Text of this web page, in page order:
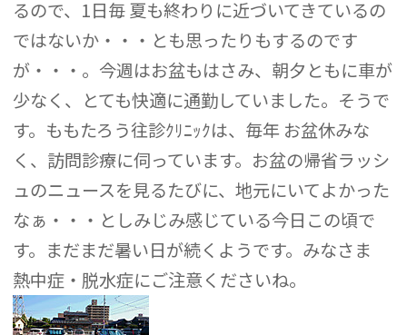
るので、1日毎 夏も終わりに近づいてきているの
ではないか・・・とも思ったりもするのです
が・・・。今週はお盆もはさみ、朝夕ともに車が
少なく、とても快適に通勤していました。そうで
す。ももたろう往診ｸﾘﾆｯｸは、毎年 お盆休みな
く、訪問診療に伺っています。お盆の帰省ラッシ
ュのニュースを見るたびに、地元にいてよかった
なぁ・・・としみじみ感じている今日この頃で
す。まだまだ暑い日が続くようです。みなさま
熱中症・脱水症にご注意くださいね。